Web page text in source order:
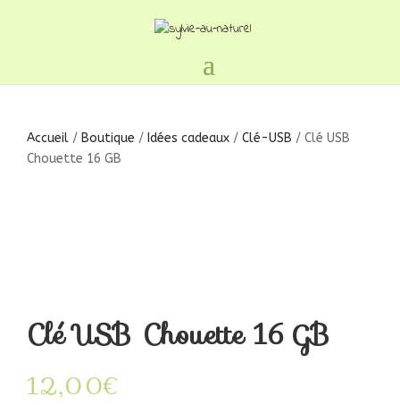
Accueil / Boutique / Idées cadeaux / Clé-USB / Clé USB
Chouette 16 GB
Clé USB Chouette 16 GB
12,00€